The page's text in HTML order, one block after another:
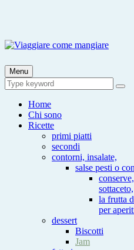
Viaggiare come mangiare
Viaggia impara cucina e aggiungi
Menu
Search
for:
Home
Chi sono
Ricette
primi piatti
secondi
contorni, insalate,
salse pesti o
sottaceto,
la frutta
per
dessert
Biscotti
Jam